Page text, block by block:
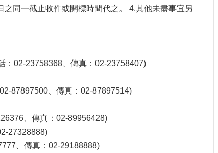
同一截止收件或開標時間代之。 4.其他未盡事宜另
：02-23758368、傳真：02-23758407)
87897500、傳真：02-87897514)
、傳真：02-89956428)
27328888)
、傳真：02-29188888)